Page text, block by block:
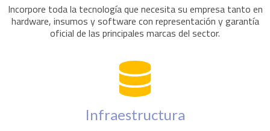
Incorpore toda la tecnología que necesita su empresa tanto en
hardware, insumos y software con representación y garantía
oficial de las principales marcas del sector.
Infraestructura